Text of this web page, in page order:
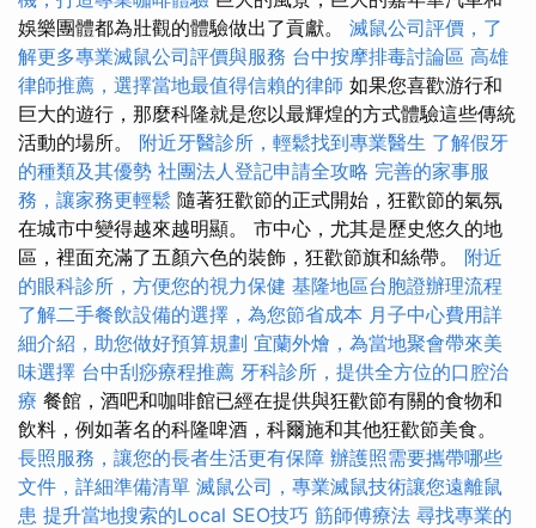
娛樂團體都為壯觀的體驗做出了貢獻。 滅鼠公司評價，了
解更多專業滅鼠公司評價與服務 台中按摩排毒討論區 高雄
律師推薦，選擇當地最值得信賴的律師 如果您喜歡游行和
巨大的遊行，那麼科隆就是您以最輝煌的方式體驗這些傳統
活動的場所。 附近牙醫診所，輕鬆找到專業醫生 了解假牙
的種類及其優勢 社團法人登記申請全攻略 完善的家事服
務，讓家務更輕鬆 隨著狂歡節的正式開始，狂​​歡節的氣氛
在城市中變得越來越明顯。 市中心，尤其是歷史悠久的地
區，裡面充滿了五顏六色的裝飾，狂歡節旗和絲帶。 附近
的眼科診所，方便您的視力保健 基隆地區台胞證辦理流程
了解二手餐飲設備的選擇，為您節省成本 月子中心費用詳
細介紹，助您做好預算規劃 宜蘭外燴，為當地聚會帶來美
味選擇 台中刮痧療程推薦 牙科診所，提供全方位的口腔治
療 餐館，酒吧和咖啡館已經在提供與狂歡節有關的食物和
飲料，例如著名的科隆啤酒，科爾施和其他狂歡節美食。
長照服務，讓您的長者生活更有保障 辦護照需要攜帶哪些
文件，詳細準備清單 滅鼠公司，專業滅鼠技術讓您遠離鼠
患 提升當地搜索的Local SEO技巧 筋師傅療法 尋找專業的